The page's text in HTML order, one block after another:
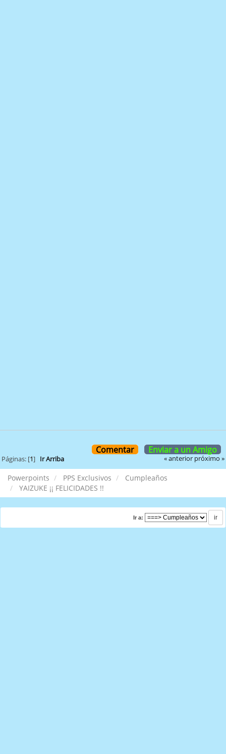
Comentar Enviar a un Amigo
Páginas: [1] Ir Arriba « anterior próximo »
Powerpoints PPS Exclusivos
Cumpleaños
YAIZUKE ¡¡ FELICIDADES !!
Ir a: